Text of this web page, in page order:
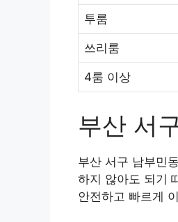
투룸
쓰리룸
4룸 이상
부산 서
부산 서구 남부민
하지 않아도 되기
안전하고 빠르게